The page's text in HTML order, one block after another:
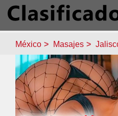
México Masajes